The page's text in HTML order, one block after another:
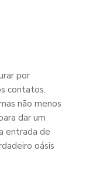
por
contatos.
não menos
dar um
entrada de
oásis